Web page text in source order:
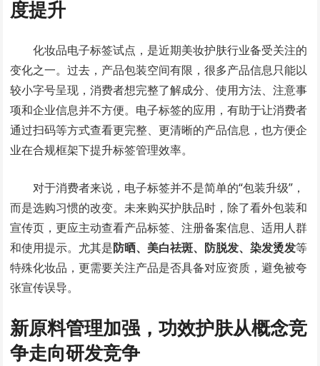
度提升
化妆品电子标签试点，是近期美妆护肤行业备受关注的
变化之一。过去，产品包装空间有限，很多产品信息只能以
较小字号呈现，消费者想完整了解成分、使用方法、注意事
项和企业信息并不方便。电子标签的应用，有助于让消费者
通过扫码等方式查看更完整、更清晰的产品信息，也方便企
业在合规框架下提升标签管理效率。
对于消费者来说，电子标签并不是简单的“包装升级”，
而是选购习惯的改变。未来购买护肤品时，除了看外包装和
宣传页，更应主动查看产品标签、注册备案信息、适用人群
和使用提示。尤其是防晒、美白祛斑、防脱发、染发烫发等
特殊化妆品，更需要关注产品是否具备对应资质，避免被夸
张宣传误导。
新原料管理加强，功效护肤从概念竞
争走向研发竞争